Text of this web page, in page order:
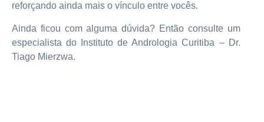
reforçando ainda mais o vínculo entre vocês.
Ainda ficou com alguma dúvida? Então consulte um
especialista do Instituto de Andrologia Curitiba – Dr.
Tiago Mierzwa.